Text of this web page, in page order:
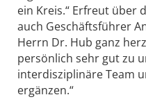
ein Kreis.“ Erfreut über
auch Geschäftsführer
Herrn Dr. Hub ganz
persönlich sehr gut zu
interdisziplinäre Team
ergänzen.“